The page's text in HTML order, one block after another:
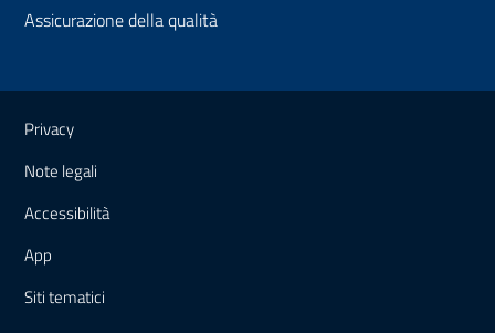
Assicurazione della qualità
Link e informazioni utili
Privacy
Note legali
Accessibilità
App
Siti tematici